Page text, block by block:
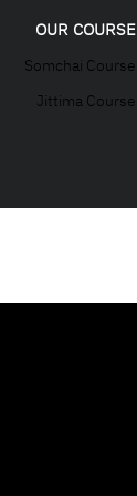
OUR COURSE
Somchai Course
Jittima Course